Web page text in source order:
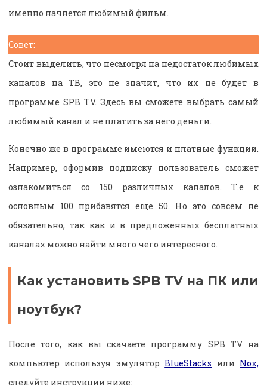
именно начнется любимый фильм.
Совет:
Стоит выделить, что несмотря на недостаток любимых
каналов на ТВ, это не значит, что их не будет в
программе SPB TV. Здесь вы сможете выбрать самый
любимый канал и не платить за него деньги.
Конечно же в программе имеются и платные функции.
Например, оформив подписку пользователь сможет
ознакомиться со 150 различных каналов. Т.е к
основным 100 прибавятся еще 50. Но это совсем не
обязательно, так как и в предложенных бесплатных
каналах можно найти много чего интересного.
Как установить SPB TV на ПК или
ноутбук?
После того, как вы скачаете программу SPB TV на
компьютер используя эмуляторBlueStacks или Nox,
следуйте инструкции ниже: